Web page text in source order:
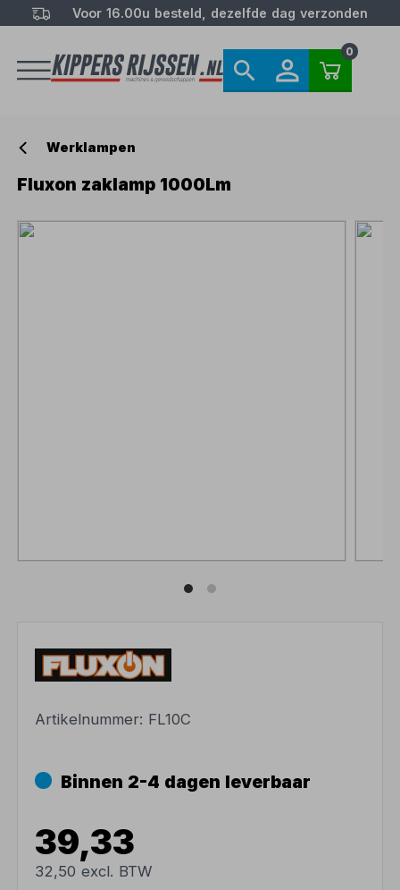
Voor 16.00u besteld, dezelfde dag verzonden
0
Werklampen
Fluxon zaklamp 1000Lm
Artikelnummer: FL10C
Binnen 2-4 dagen leverbaar
39,33
32,50 excl. BTW